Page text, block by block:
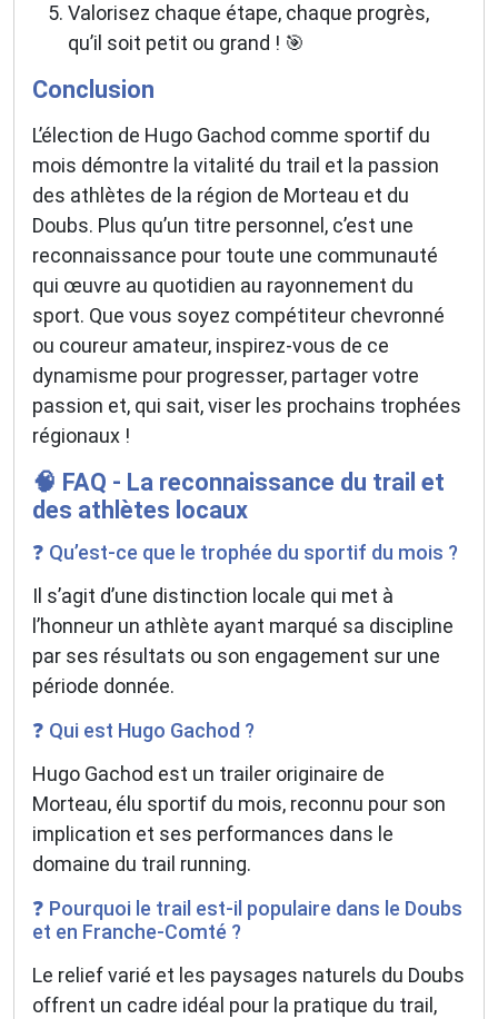
Valorisez chaque étape, chaque progrès,
qu’il soit petit ou grand ! 🎯
Conclusion
L’élection de Hugo Gachod comme sportif du
mois démontre la vitalité du trail et la passion
des athlètes de la région de Morteau et du
Doubs. Plus qu’un titre personnel, c’est une
reconnaissance pour toute une communauté
qui œuvre au quotidien au rayonnement du
sport. Que vous soyez compétiteur chevronné
ou coureur amateur, inspirez-vous de ce
dynamisme pour progresser, partager votre
passion et, qui sait, viser les prochains trophées
régionaux !
🧠 FAQ - La reconnaissance du trail et
des athlètes locaux
❓ Qu’est-ce que le trophée du sportif du mois ?
Il s’agit d’une distinction locale qui met à
l’honneur un athlète ayant marqué sa discipline
par ses résultats ou son engagement sur une
période donnée.
❓ Qui est Hugo Gachod ?
Hugo Gachod est un trailer originaire de
Morteau, élu sportif du mois, reconnu pour son
implication et ses performances dans le
domaine du trail running.
❓ Pourquoi le trail est-il populaire dans le Doubs
et en Franche-Comté ?
Le relief varié et les paysages naturels du Doubs
offrent un cadre idéal pour la pratique du trail,